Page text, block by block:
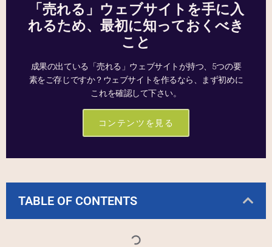
「売れる」ウェブサイトを手に入
れるため、最初に知っておくべき
こと
成果の出ている「売れる」ウェブサイトが持つ、5つの要
素をご存じですか？ウェブサイトを作るなら、まず初めに
これを確認して下さい。
コンテンツを見る
TABLE OF CONTENTS